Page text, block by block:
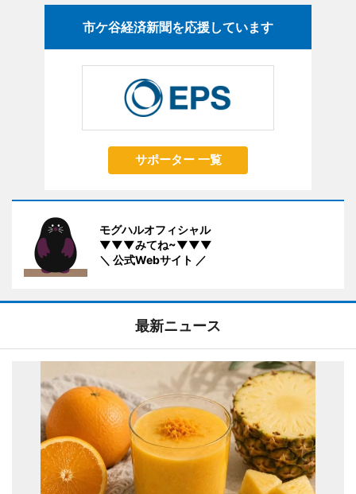
市ケ谷経済新聞を応援しています
サポーター 一覧
モグハルオフィシャル
▼▼▼みてね~▼▼▼
＼ 公式Webサイト ／
最新ニュース